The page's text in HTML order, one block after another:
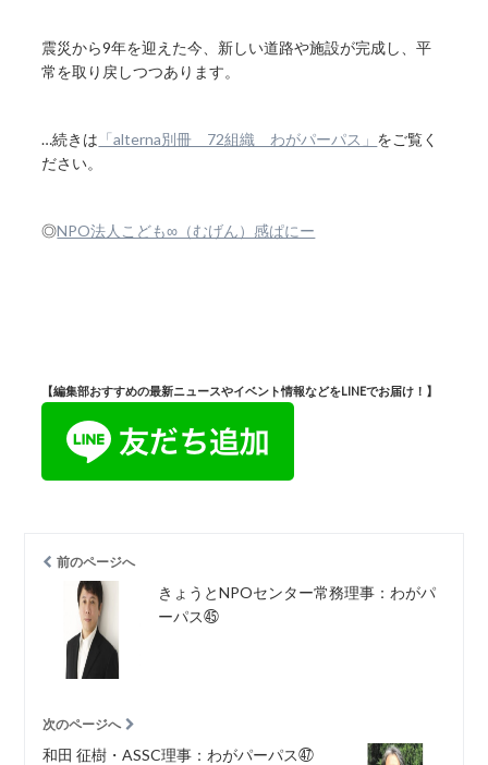
震災から9年を迎えた今、新しい道路や施設が完成し、平
常を取り戻しつつあります。
…続きは 「alterna別冊 72組織 わがパーパス」 をご覧く
ださい。
◎NPO法人こども∞（むげん）感ぱにー
【編集部おすすめの最新ニュースやイベント情報などをLINEでお届け！】
前のページへ
きょうとNPOセンター常務理事：わがパ
ーパス㊺
次のページへ
和田 征樹・ASSC理事：わがパーパス㊼